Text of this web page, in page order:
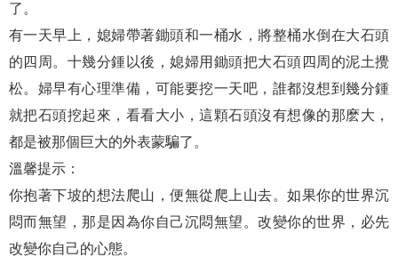
了。
有一天早上，媳婦帶著鋤頭和一桶水，將整桶水倒在大石頭
的四周。十幾分鍾以後，媳婦用鋤頭把大石頭四周的泥土攪
松。婦早有心理準備，可能要挖一天吧，誰都沒想到幾分鍾
就把石頭挖起來，看看大小，這顆石頭沒有想像的那麽大，
都是被那個巨大的外表蒙騙了。
溫馨提示：
你抱著下坡的想法爬山，便無從爬上山去。如果你的世界沉
悶而無望，那是因為你自己沉悶無望。改變你的世界，必先
改變你自己的心態。